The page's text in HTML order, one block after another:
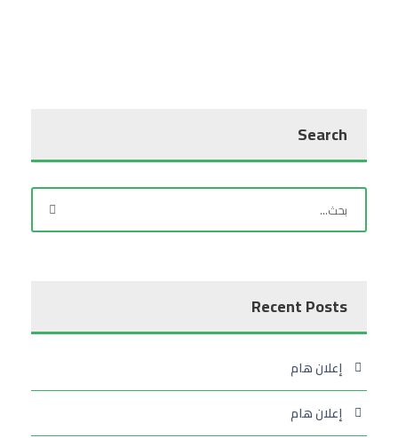
Search
Recent Posts
إعلان هام
إعلان هام